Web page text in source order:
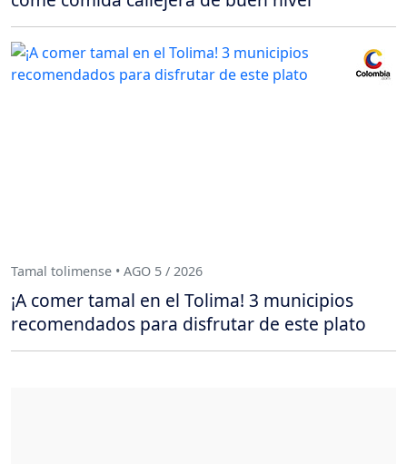
Tamal tolimense • AGO 5 / 2026
¡A comer tamal en el Tolima! 3 municipios
recomendados para disfrutar de este plato